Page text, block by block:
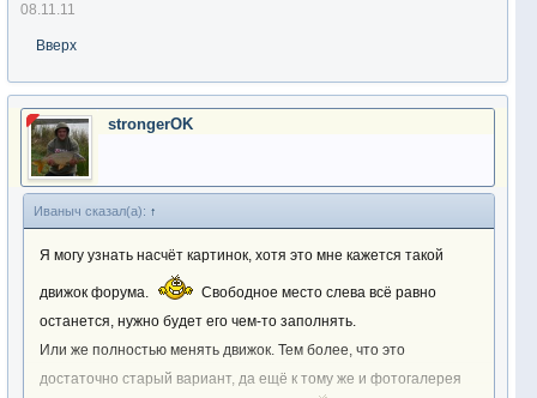
08.11.11
Вверх
strongerOK
Иваныч сказал(а): ↑
Я могу узнать насчёт картинок, хотя это мне кажется такой
движок форума.
Свободное место слева всё равно
останется, нужно будет его чем-то заполнять.
Или же полностью менять движок. Тем более, что это
достаточно старый вариант, да ещё к тому же и фотогалерея